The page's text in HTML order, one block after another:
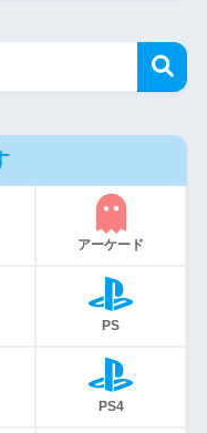
アーケード
PS
PS4